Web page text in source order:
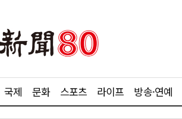
국제 문화 스포츠 라이프 방송·연예